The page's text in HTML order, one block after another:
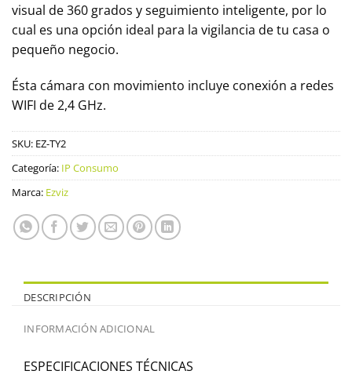
visual de 360 grados y seguimiento inteligente, por lo
cual es una opción ideal para la vigilancia de tu casa o
pequeño negocio.
Ésta cámara con movimiento incluye conexión a redes
WIFI de 2,4 GHz.
SKU: EZ-TY2
Categoría: IP Consumo
Marca: Ezviz
DESCRIPCIÓN
INFORMACIÓN ADICIONAL
ESPECIFICACIONES TÉCNICAS